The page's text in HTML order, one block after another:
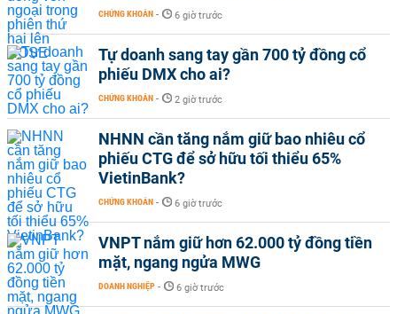
CHỨNG KHOÁN - 6 giờ trước
Tự doanh sang tay gần 700 tỷ đồng cổ
phiếu DMX cho ai?
CHỨNG KHOÁN - 2 giờ trước
NHNN cần tăng nắm giữ bao nhiêu cổ
phiếu CTG để sở hữu tối thiểu 65%
VietinBank?
CHỨNG KHOÁN - 6 giờ trước
VNPT nắm giữ hơn 62.000 tỷ đồng tiền
mặt, ngang ngửa MWG
DOANH NGHIỆP - 6 giờ trước